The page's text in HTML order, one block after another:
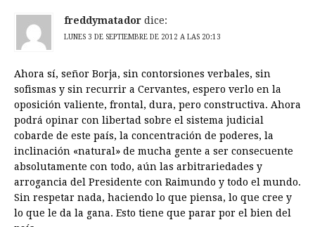
freddymatador dice:
LUNES 3 DE SEPTIEMBRE DE 2012 A LAS 20:13
Ahora sí, señor Borja, sin contorsiones verbales, sin
sofismas y sin recurrir a Cervantes, espero verlo en la
oposición valiente, frontal, dura, pero constructiva. Ahora
podrá opinar con libertad sobre el sistema judicial
cobarde de este país, la concentración de poderes, la
inclinación «natural» de mucha gente a ser consecuente
absolutamente con todo, aún las arbitrariedades y
arrogancia del Presidente con Raimundo y todo el mundo.
Sin respetar nada, haciendo lo que piensa, lo que cree y
lo que le da la gana. Esto tiene que parar por el bien del